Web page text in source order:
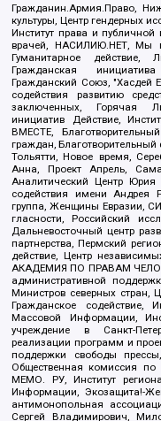
Гражданин.Армия.Право,
культуры, Центр гендерных
Институт права и
врачей, НАСИЛИЮ.НЕТ, Мы
Гуманитарное действие,
Гражданская
Гражданский Союз, "Хасдей
содействия развитию
заключенных, Горячая
инициатив Действие,
ВМЕСТЕ,
граждан,
Тольятти, Новое время,
Анна, Проект Апрель,
Аналитический Центр Юрия
содействия имени Андрея
группа, Женщины Евразии,
гласности, Российский
Дальневосточный центр
партнерства, Пермский
действие, Центр
АКАДЕМИЯ ПО ПРАВАМ
административной
Министров северных стран,
Гражданское содействие,
Массовой Информации,
учреждение в Санкт-
реализации программ и
поддержки свободы
Общественная комиссия
МЕМО. РУ, Институт
Информации, Экозащита!-
антимонопольная
Сергей Владимирович,